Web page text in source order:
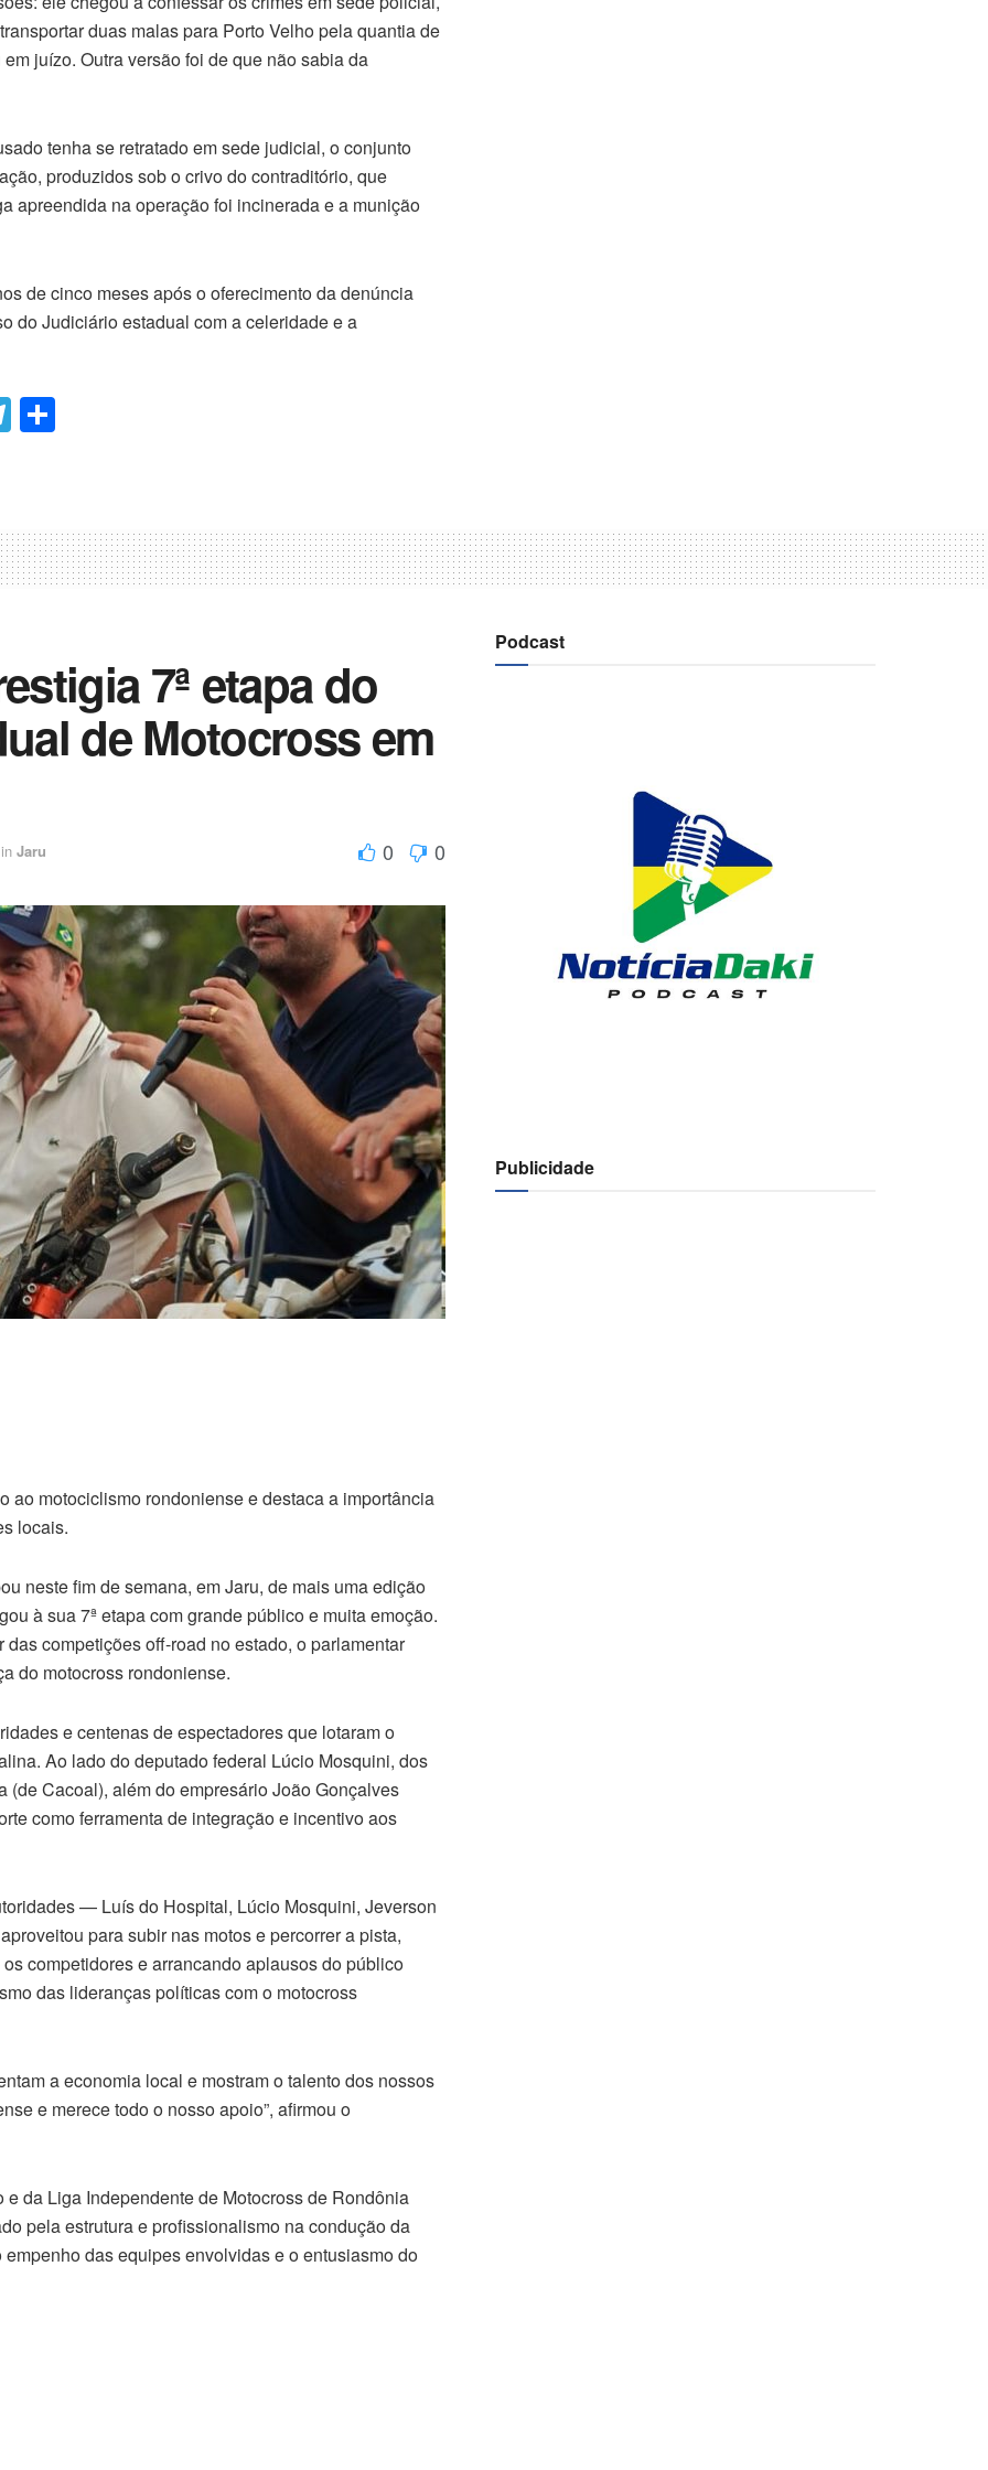
duas malas para Porto Velho pela quantia de
juízo. Outra versão foi de que não sabia da
tenha se retratado em sede judicial, o conjunto
produzidos sob o crivo do contraditório, que
apreendida na operação foi incinerada e a munição
de cinco meses após o oferecimento da denúncia
do Judiciário estadual com a celeridade e a
T
el
gr
a
m
p
ar
til
ar
7ª etapa do
de Motocross em
in Jaru 0 0
ao motociclismo rondoniense e destaca a importância
locais.
neste fim de semana, em Jaru, de mais uma edição
à sua 7ª etapa com grande público e muita emoção.
competições off-road no estado, o parlamentar
do motocross rondoniense.
e centenas de espectadores que lotaram o
Ao lado do deputado federal Lúcio Mosquini, dos
Cacoal), além do empresário João Gonçalves
como ferramenta de integração e incentivo aos
— Luís do Hospital, Lúcio Mosquini, Jeverson
para subir nas motos e percorrer a pista,
competidores e arrancando aplausos do público
das lideranças políticas com o motocross
a economia local e mostram o talento dos nossos
e merece todo o nosso apoio”, afirmou o
da Liga Independente de Motocross de Rondônia
pela estrutura e profissionalismo na condução da
das equipes envolvidas e o entusiasmo do
Podcast
Publicidade